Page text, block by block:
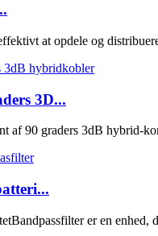
at opdele og
3D...
af 90 graders 3dB hybrid-
er en enhed,